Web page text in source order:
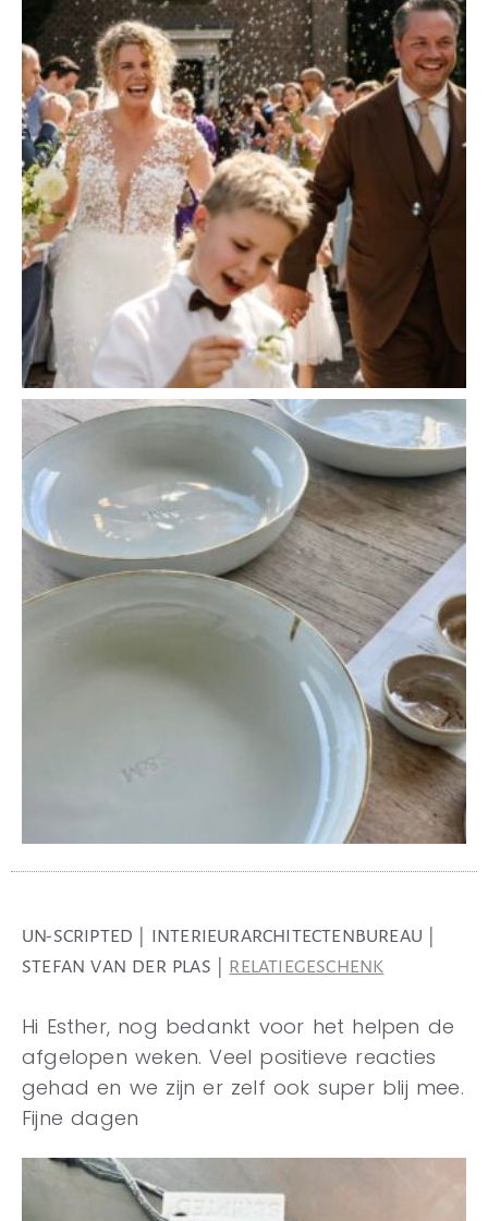
UN-SCRIPTED | INTERIEURARCHITECTENBUREAU |
STEFAN VAN DER PLAS | RELATIEGESCHENK
Hi Esther, nog bedankt voor het helpen de
afgelopen weken. Veel positieve reacties
gehad en we zijn er zelf ook super blij mee.
Fijne dagen